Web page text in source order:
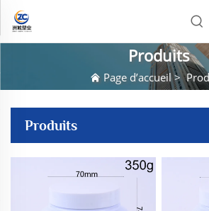
Produits
Page d’accueil>
Produits